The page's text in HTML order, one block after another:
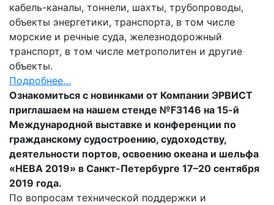
кабель-каналы, тоннели, шахты, трубопроводы,
объекты энергетики, транспорта, в том числе
морские и речные суда, железнодорожный
транспорт, в том числе метрополитен и другие
объекты.
Подробнее…
Ознакомиться с новинками от Компании ЭРВИСТ
приглашаем на нашем стенде №F3146 на 15-й
Международной выставке и конференции по
гражданскому судостроению, судоходству,
деятельности портов, освоению океана и шельфа
«НЕВА 2019» в Санкт-Петербурге 17–20 сентября
2019 года.
По вопросам технической поддержки и